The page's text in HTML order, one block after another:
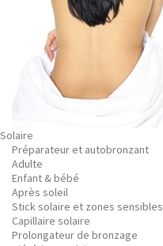
Solaire
Préparateur et autobronzant
Adulte
Enfant & bébé
Après soleil
Stick solaire et zones sensibles
Capillaire solaire
Prolongateur de bronzage